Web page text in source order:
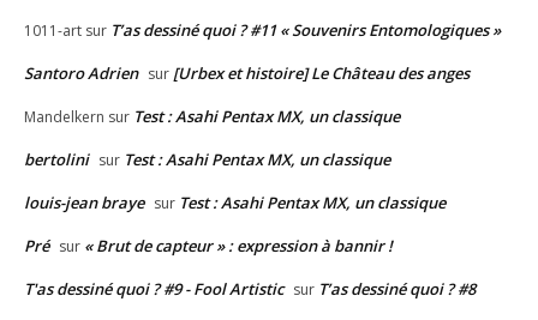
1011-art sur T’as dessiné quoi ? #11 « Souvenirs Entomologiques »
Santoro Adrien sur [Urbex et histoire] Le Château des anges
Mandelkern sur Test : Asahi Pentax MX, un classique
bertolini sur Test : Asahi Pentax MX, un classique
louis-jean braye sur Test : Asahi Pentax MX, un classique
Pré sur « Brut de capteur » : expression à bannir !
T'as dessiné quoi ? #9 - Fool Artistic sur T’as dessiné quoi ? #8